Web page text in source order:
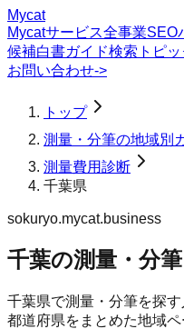
Mycat
Mycatサービス全事業SEO
候補白書ガイド検索トピッ
お問い合わせ->
トップ
測量・分筆の地域別
測量費用診断
千葉県
sokuryo.mycat.business
千葉の測量・分筆
千葉県で測量・分筆を探
都道府県をまとめた地域ペ